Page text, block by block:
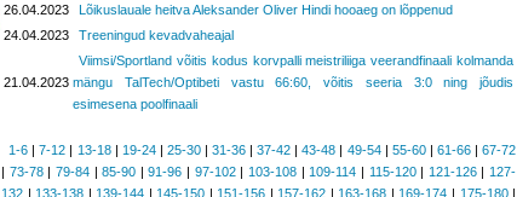
26.04.2023
Lõikuslauale heitva Aleksander Oliver Hindi hooaeg on lõppenud
24.04.2023
Treeningud kevadvaheajal
21.04.2023
Viimsi/Sportland võitis kodus korvpalli meistriliiga veerandfinaali kolmanda
mängu TalTech/Optibeti vastu 66:60, võitis seeria 3:0 ning jõudis
esimesena poolfinaali
1-6 |7-12 | 13-18| 19-24| 25-30|31-36 |37-42 |43-48 | 49-54| 55-60| 61-66|67-72
| 73-78| 79-84|85-90 |91-96 | 97-102| 103-108| 109-114 | 115-120| 121-126| 127-
132 | 133-138 | 139-144 | 145-150 | 151-156 | 157-162 | 163-168 | 169-174 | 175-180|